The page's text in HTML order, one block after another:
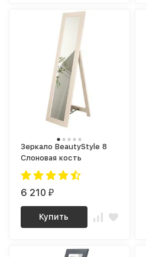
Зеркало BeautyStyle 8
Слоновая кость
6 210₽
Купить